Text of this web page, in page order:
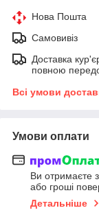
Нова Пошта
Самовивіз
Доставка
повною
Всі умови
Умови оплати
Ви отримаєте
або гроші
Детальніше